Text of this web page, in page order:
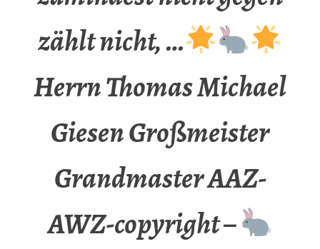
zählt nicht, …
Herrn Thomas Michael
Giesen Großmeister
Grandmaster AAZ-
AWZ-copyright –